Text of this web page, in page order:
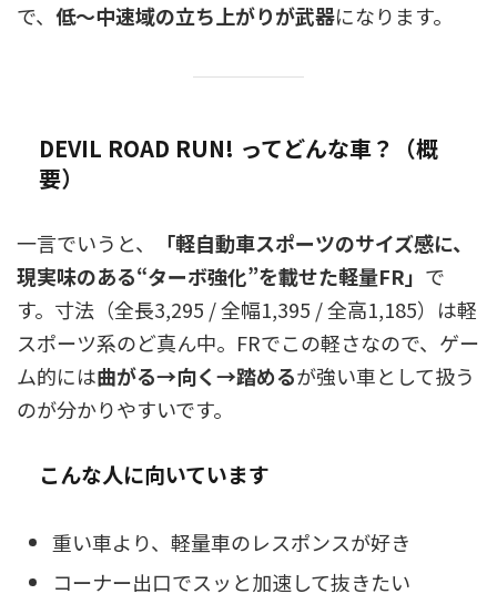
で、 低〜中速域の立ち上がりが武器になります。
DEVIL ROAD RUN! ってどんな車？（概
要）
一言でいうと、
「軽自動車スポーツのサイズ感に、
現実味のある“ターボ強化”を載せた軽量FR」 で
す。寸法（全長3,295 / 全幅1,395 / 全高1,185）は軽
スポーツ系のど真ん中。FRでこの軽さなので、ゲー
ム的には曲がる→向く→踏めるが強い車として扱う
のが分かりやすいです。
こんな人に向いています
重い車より、軽量車のレスポンスが好き
コーナー出口でスッと加速して抜きたい